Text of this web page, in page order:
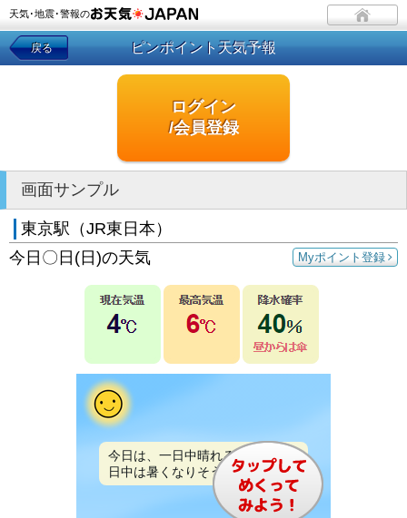
天気･地震･警報の
戻る ピンポイント天気予報
ログイン
/会員登録
画面サンプル
東京駅（JR東日本）
Myポイント登録
今日〇日(日)の天気
今日は、一日中晴れるでしょう。
日中は暑くなりそうです。